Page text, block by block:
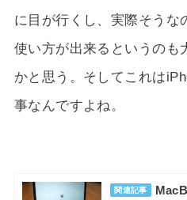
に目が行くし、実際そうな
使い方が出来るというのも
かと思う。そしてこれは
事なんですよね。
関連記事